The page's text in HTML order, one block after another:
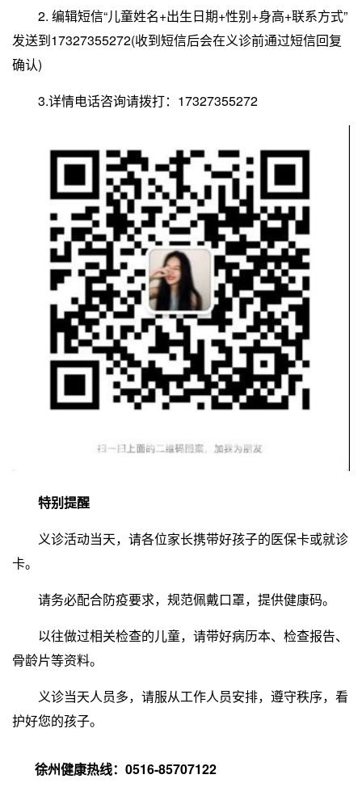
2. 编辑短信“儿童姓名+出生日期+性别+身高+联系方式”
发送到17327355272(收到短信后会在义诊前通过短信回复
确认)
3.详情电话咨询请拨打：17327355272
特别提醒
义诊活动当天，请各位家长携带好孩子的医保卡或就诊
卡。
请务必配合防疫要求，规范佩戴口罩，提供健康码。
以往做过相关检查的儿童，请带好病历本、检查报告、
骨龄片等资料。
义诊当天人员多，请服从工作人员安排，遵守秩序，看
护好您的孩子。
徐州健康热线：0516-85707122